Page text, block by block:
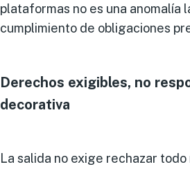
plataformas no es una anomalía
cumplimiento de obligaciones
Derechos exigibles, no
decorativa
La salida no exige rechazar